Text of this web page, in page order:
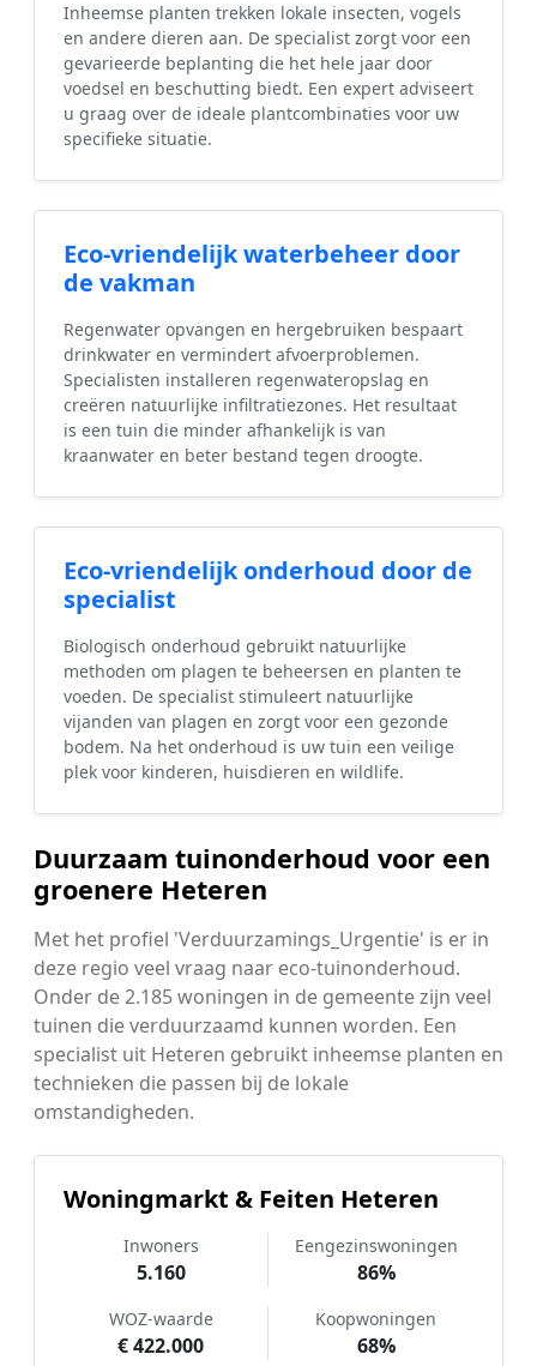
Inheemse planten trekken lokale insecten, vogels
en andere dieren aan. De specialist zorgt voor een
gevarieerde beplanting die het hele jaar door
voedsel en beschutting biedt. Een expert adviseert
u graag over de ideale plantcombinaties voor uw
specifieke situatie.
Eco-vriendelijk waterbeheer door
de vakman
Regenwater opvangen en hergebruiken bespaart
drinkwater en vermindert afvoerproblemen.
Specialisten installeren regenwateropslag en
creëren natuurlijke infiltratiezones. Het resultaat
is een tuin die minder afhankelijk is van
kraanwater en beter bestand tegen droogte.
Eco-vriendelijk onderhoud door de
specialist
Biologisch onderhoud gebruikt natuurlijke
methoden om plagen te beheersen en planten te
voeden. De specialist stimuleert natuurlijke
vijanden van plagen en zorgt voor een gezonde
bodem. Na het onderhoud is uw tuin een veilige
plek voor kinderen, huisdieren en wildlife.
Duurzaam tuinonderhoud voor een
groenere Heteren
Met het profiel 'Verduurzamings_Urgentie' is er in
deze regio veel vraag naar eco-tuinonderhoud.
Onder de 2.185 woningen in de gemeente zijn veel
tuinen die verduurzaamd kunnen worden. Een
specialist uit Heteren gebruikt inheemse planten en
technieken die passen bij de lokale
omstandigheden.
Woningmarkt & Feiten Heteren
Inwoners
5.160
Eengezinswoningen
86%
WOZ-waarde
€ 422.000
Koopwoningen
68%